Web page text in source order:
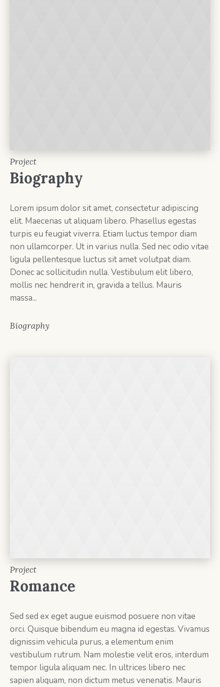
Project
Biography
Lorem ipsum dolor sit amet, consectetur adipiscing
elit. Maecenas ut aliquam libero. Phasellus egestas
turpis eu feugiat viverra. Etiam luctus tempor diam
non ullamcorper. Ut in varius nulla. Sed nec odio vitae
ligula pellentesque luctus sit amet volutpat diam.
Donec ac sollicitudin nulla. Vestibulum elit libero,
mollis nec hendrerit in, gravida a tellus. Mauris
massa...
Biography
Project
Romance
Sed sed ex eget augue euismod posuere non vitae
orci. Quisque bibendum eu magna id egestas. Vivamus
dignissim vehicula purus, a elementum enim
vestibulum rutrum. Nam molestie velit eros, interdum
tempor ligula aliquam nec. In ultrices libero nec
sapien aliquam, non dictum metus venenatis. Mauris